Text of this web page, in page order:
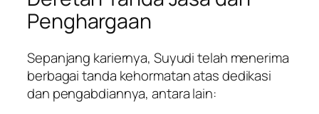
Penghargaan
Sepanjang kariernya, Suyudi telah menerima
berbagai tanda kehormatan atas dedikasi
dan pengabdiannya, antara lain: